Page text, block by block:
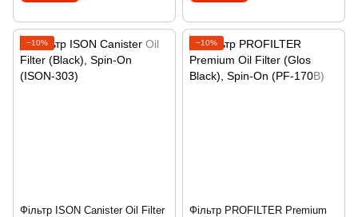
−10%
Фільтр ISON Canister Oil Filter
−10%
Фільтр PROFILTER Premium